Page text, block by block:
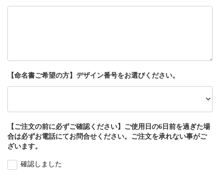
【命名書ご希望の方】デザイン番号をお選びください。
【ご注文の前に必ずご確認ください】ご使用日の6日前を過ぎた場
合は必ずお電話にてお問合せください。ご注文を承れない事がご
ざいます。
確認しました